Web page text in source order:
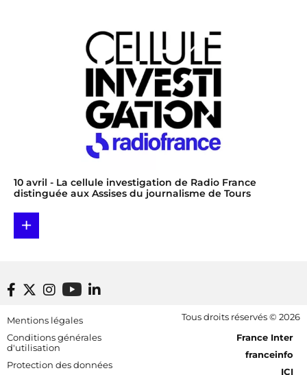
10 avril - La cellule investigation de Radio France
distinguée aux Assises du journalisme de Tours
+
Footer bottom
Mentions légales
Conditions générales
d'utilisation
Protection des données
Tous droits réservés © 2026
[RDF] Pied de page - Mobile
France Inter
franceinfo
ICI